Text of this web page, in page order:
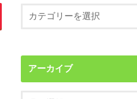
アーカイブ